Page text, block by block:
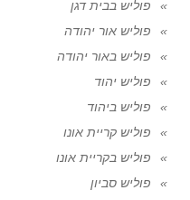
פוליש בבית דגן
פוליש אור יהודה
פוליש באור יהודה
פוליש יהוד
פוליש ביהוד
פוליש קריית אונו
פוליש בקריית אונו
פוליש סביון